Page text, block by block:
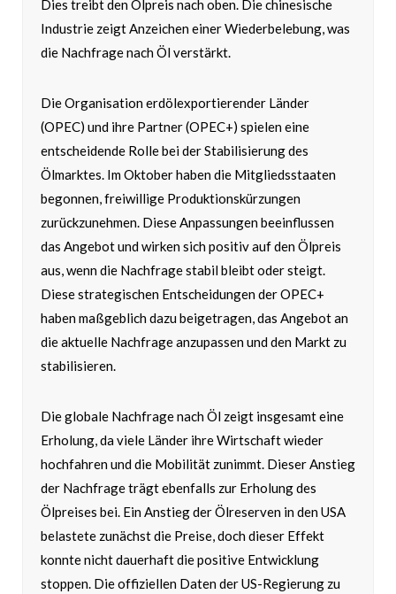
Dies treibt den Ölpreis nach oben. Die chinesische
Industrie zeigt Anzeichen einer Wiederbelebung, was
die Nachfrage nach Öl verstärkt.
Die Organisation erdölexportierender Länder
(OPEC) und ihre Partner (OPEC+) spielen eine
entscheidende Rolle bei der Stabilisierung des
Ölmarktes. Im Oktober haben die Mitgliedsstaaten
begonnen, freiwillige Produktionskürzungen
zurückzunehmen. Diese Anpassungen beeinflussen
das Angebot und wirken sich positiv auf den Ölpreis
aus, wenn die Nachfrage stabil bleibt oder steigt.
Diese strategischen Entscheidungen der OPEC+
haben maßgeblich dazu beigetragen, das Angebot an
die aktuelle Nachfrage anzupassen und den Markt zu
stabilisieren.
Die globale Nachfrage nach Öl zeigt insgesamt eine
Erholung, da viele Länder ihre Wirtschaft wieder
hochfahren und die Mobilität zunimmt. Dieser Anstieg
der Nachfrage trägt ebenfalls zur Erholung des
Ölpreises bei. Ein Anstieg der Ölreserven in den USA
belastete zunächst die Preise, doch dieser Effekt
konnte nicht dauerhaft die positive Entwicklung
stoppen. Die offiziellen Daten der US-Regierung zu